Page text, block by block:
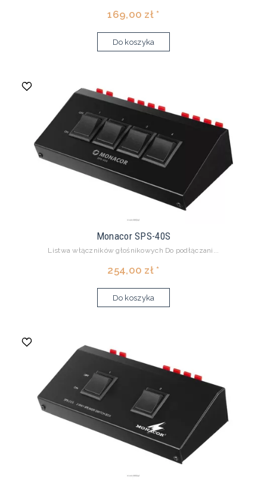
169,00 zł *
Do koszyka
Monacor SPS-40S
Listwa włączników głośnikowych Do podłączani...
254,00 zł *
Do koszyka